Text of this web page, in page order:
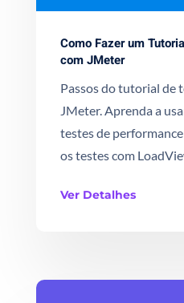
Como Fazer um
com JMeter
Passos do tutorial de
JMeter. Aprenda a
testes de
os testes com
Ver Detalhes